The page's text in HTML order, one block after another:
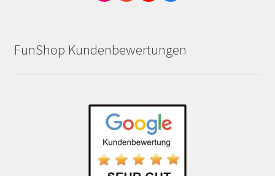
FunShop Kundenbewertungen